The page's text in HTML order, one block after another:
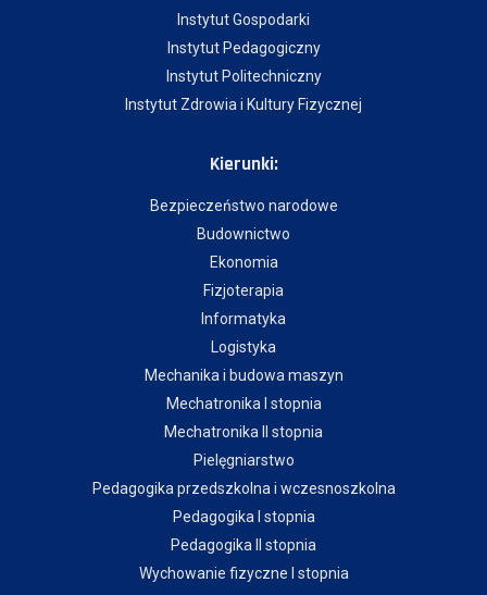
Instytut Gospodarki
Instytut Pedagogiczny
Instytut Politechniczny
Instytut Zdrowia i Kultury Fizycznej
Kierunki:
Bezpieczeństwo narodowe
Budownictwo
Ekonomia
Fizjoterapia
Informatyka
Logistyka
Mechanika i budowa maszyn
Mechatronika I stopnia
Mechatronika II stopnia
Pielęgniarstwo
Pedagogika przedszkolna i wczesnoszkolna
Pedagogika I stopnia
Pedagogika II stopnia
Wychowanie fizyczne I stopnia